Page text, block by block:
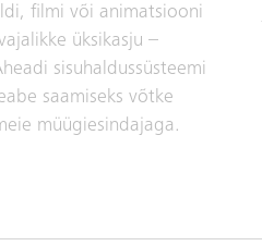
filmi või animatsiooni
üksikasju –
sisuhaldussüsteemi
saamiseks võtke
müügiesindajaga.